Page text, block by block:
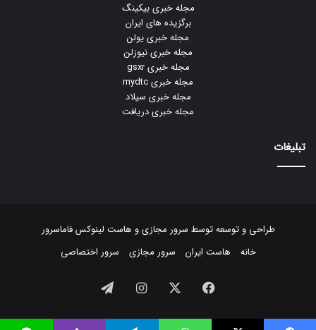
مجله خبری بیکینگ
برگزیده های ایران
مجله خبری یولن
مجله خبری نیوزلن
مجله خبری gsxr
مجله خبری mydtc
مجله خبری سیلاد
مجله خبری دریافت
تبلیغات
طراحی و توسعه توسط سرور مجازیو هاست لینوکسفاماسرور
خانه
هاست ایران سرور مجازی سرور اختصاصی
فیسبوک ایکس اینستاگرام